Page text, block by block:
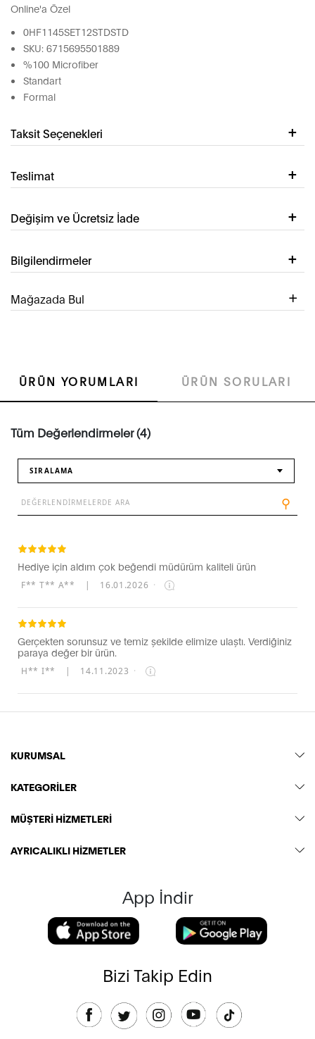
Online'a Özel
0HF1145SET12STDSTD
SKU: 6715695501889
%100 Microfiber
Standart
Formal
Taksit Seçenekleri
Teslimat
Değişim ve Ücretsiz İade
Bilgilendirmeler
Mağazada Bul
ÜRÜN YORUMLARI ÜRÜN SORULARI
Tüm Değerlendirmeler (4)
SIRALAMA
⚲
Hediye için aldım çok beğendi müdürüm kaliteli ürün
F** T** A** | 16.01.2026 ·
Gerçekten sorunsuz ve temiz şekilde elimize ulaştı. Verdiğiniz
paraya değer bir ürün.
H** I** | 14.11.2023 ·
KURUMSAL
KATEGORİLER
MÜŞTERİ HİZMETLERİ
AYRICALIKLI HİZMETLER
App İndir
Bizi Takip Edin